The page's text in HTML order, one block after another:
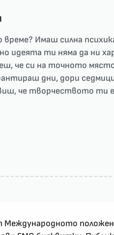
Имаш силна
идеята ти няма да ни
че си на точното
дни, дори
че творчеството ти е